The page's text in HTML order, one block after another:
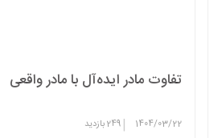
تفاوت مادر ایده‌آل با مادر واقعی
1404/03/22
|
249بازدید